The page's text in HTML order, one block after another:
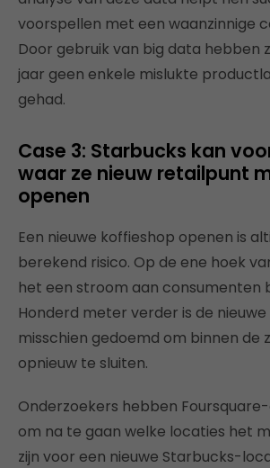
voorspellen met een waanzinnige
Door gebruik van big data hebben
jaar geen enkele mislukte
gehad.
Case 3: Starbucks kan
waar ze nieuw retailpunt
openen
Een nieuwe koffieshop openen is
berekend risico. Op de ene hoek
het een stroom aan consumenten
Honderd meter verder is de
misschien gedoemd om binnen de
opnieuw te sluiten.
Onderzoekers hebben
om na te gaan welke locaties het
zijn voor een nieuwe Starbucks-